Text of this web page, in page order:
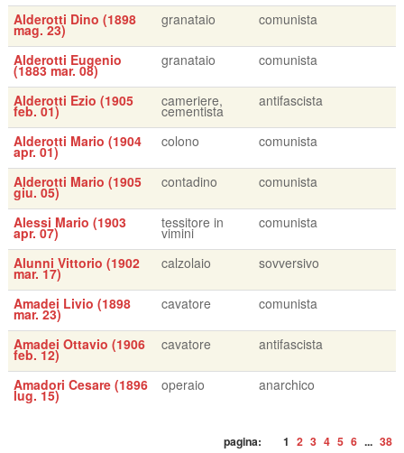
Alderotti Dino (1898
mag. 23)
granataio comunista
Alderotti Eugenio
(1883 mar. 08)
granataio comunista
Alderotti Ezio (1905
feb. 01)
cameriere,
cementista
antifascista
Alderotti Mario (1904
apr. 01)
colono comunista
Alderotti Mario (1905
giu. 05)
contadino comunista
Alessi Mario (1903
apr. 07)
tessitore in
vimini
comunista
Alunni Vittorio (1902
mar. 17)
calzolaio sovversivo
Amadei Livio (1898
mar. 23)
cavatore comunista
Amadei Ottavio (1906
feb. 12)
cavatore antifascista
Amadori Cesare (1896
lug. 15)
operaio anarchico
pagina: 1 2 3 4 5 6 ... 38